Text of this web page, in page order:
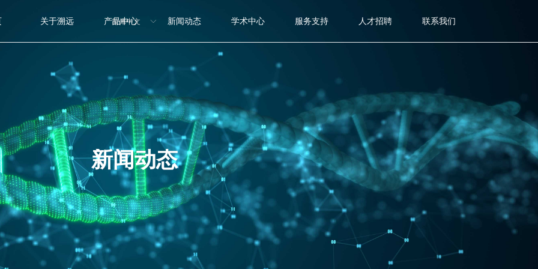
ꀅ
简体中文
关于溯远 产品中心 新闻动态 学术中心 服务支持 人才招聘 联系我们
新闻动态